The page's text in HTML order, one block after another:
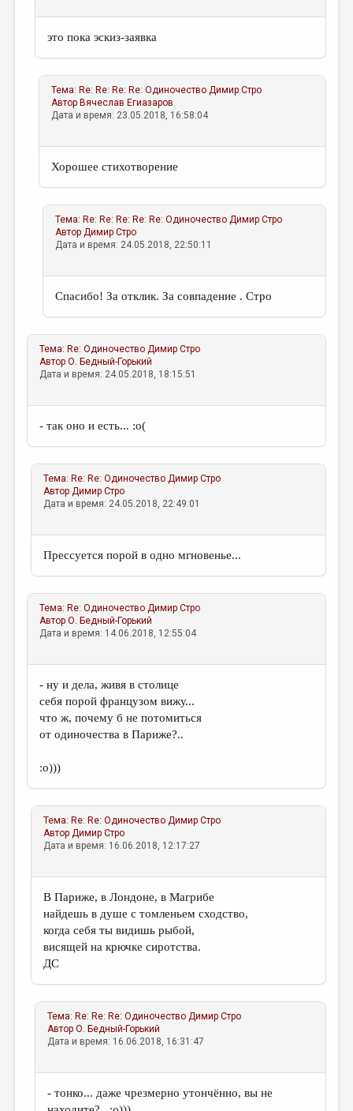
это пока эскиз-заявка
Тема: Re: Re: Re: Re: Одиночество Димир Стро
Автор Вячеслав Егиазаров
Дата и время: 23.05.2018, 16:58:04
Хорошее стихотворение
Тема: Re: Re: Re: Re: Re: Одиночество Димир Стро
АвторДимир Стро
Дата и время: 24.05.2018, 22:50:11
Спасибо! За отклик. За совпадение . Стро
Тема: Re: Одиночество Димир Стро
АвторО. Бедный-Горький
Дата и время: 24.05.2018, 18:15:51
- так оно и есть... :о(
Тема: Re: Re: Одиночество Димир Стро
АвторДимир Стро
Дата и время: 24.05.2018, 22:49:01
Прессуется порой в одно мгновенье...
Тема: Re: Одиночество Димир Стро
АвторО. Бедный-Горький
Дата и время: 14.06.2018, 12:55:04
- ну и дела, живя в столице
себя порой французом вижу...
что ж, почему б не потомиться
от одиночества в Париже?..
:о)))
Тема: Re: Re: Одиночество Димир Стро
АвторДимир Стро
Дата и время: 16.06.2018, 12:17:27
В Париже, в Лондоне, в Магрибе
найдешь в душе с томленьем сходство,
когда себя ты видишь рыбой,
висящей на крючке сиротства.
ДС
Тема: Re: Re: Re: Одиночество Димир Стро
АвторО. Бедный-Горький
Дата и время: 16.06.2018, 16:31:47
- тонко... даже чрезмерно утончённо, вы не